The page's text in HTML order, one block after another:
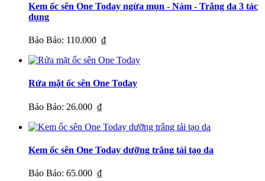
Kem ốc sên One Today ngừa mụn - Nám - Trắng da 3 tác
dụng
Bảo Bảo: 110.000 ₫
Rửa mặt ốc sên One Today
Bảo Bảo: 26.000 ₫
Kem ốc sên One Today dưỡng trắng tái tạo da
Bảo Bảo: 65.000 ₫